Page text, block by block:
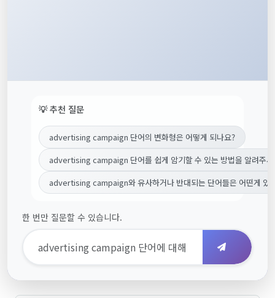
💡 추천 질문
advertising campaign 단어의 변화형은 어떻게 되나요?
advertising campaign 단어를 쉽게 암기할 수 있는 방법을 알려주
advertising campaign와 유사하거나 반대되는 단어들은 어떤게 있
한 번만 질문할 수 있습니다.